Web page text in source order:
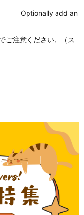
Optionally add an
ご注意ください。（ス